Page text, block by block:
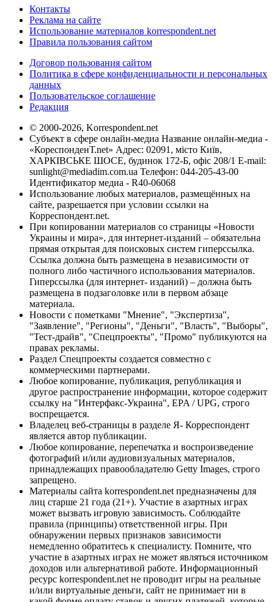
Контакты
Реклама на сайте
Использование материалов korrespondent.net
Правила пользования сайтом
Договор пользования сайтом
Политика в сфере конфиденциальности и персональных
данных
Пользовательское соглашение
Редакция
© 2000-2026, Korrespondent.net
Субъект в сфере онлайн-медиа Название онлайн-медиа -
«КореспонденТ.net» Адрес: 02091, місто Київ,
ХАРКІВСЬКЕ ШОСЕ, будинок 172-Б, офіс 208/1 E-mail:
sunlight@mediadim.com.ua Телефон: 044-205-43-00
Идентификатор медиа - R40-06068
Использование любых материалов, размещённых на
сайте, разрешается при условии ссылки на
Корреспондент.net.
При копировании материалов со страницы «Новости
Украины и мира», для интернет-изданий – обязательна
прямая открытая для поисковых систем гиперссылка.
Ссылка должна быть размещена в независимости от
полного либо частичного использования материалов.
Гиперссылка (для интернет- изданий) – должна быть
размещена в подзаголовке или в первом абзаце
материала.
Новости с пометками "Мнение", "Экспертиза",
"Заявление", "Регионы", "Деньги", "Власть", "Выборы",
"Тест-драйв", "Спецпроекты", "Промо" публикуются на
правах рекламы.
Раздел Спецпроекты создается совместно с
коммерческими партнерами.
Любое копирование, публикация, републикация и
другое распространение информации, которое содержит
ссылку на "Интерфакс-Украина", EPA / UPG, строго
воспрещается.
Владелец веб-страницы в разделе Я- Корреспондент
является автор публикации.
Любое копирование, перепечатка и воспроизведение
фотографий и/или аудиовизуальных материалов,
принадлежащих правообладателю Getty Images, строго
запрещено.
Материалы сайта korrespondent.net предназначены для
лиц старше 21 года (21+). Участие в азартных играх
может вызвать игровую зависимость. Соблюдайте
правила (принципы) ответственной игры. При
обнаружении первых признаков зависимости
немедленно обратитесь к специалисту. Помните, что
участие в азартных играх не может являться источником
доходов или альтернативой работе. Информационный
ресурс korrespondent.net не проводит игры на реальные
и/или виртуальные деньги, сайт не принимает ни в